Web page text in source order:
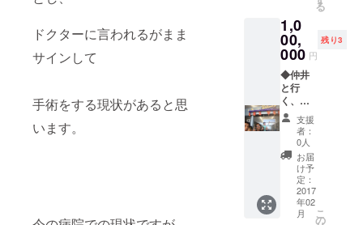
ドクターに言われるがまま
サインして
手術をする現状があると思
います。
ペー
ジ）に
掲載し
ます。
※近畿二
府四県
以外
は、交
通費実
費を頂
きま
す。 ※
日程は
後日調
整いた
しま
る
1,0
00,
000 円
残り3
◆仲井
と行
く、ア
メリカ
ツアー
７日間
招待◆
ラスベ
ガスの
舞台裏
やロス
の現地
支援
者：
0人
お届
け予
定：
2017
年02
月
こ
の